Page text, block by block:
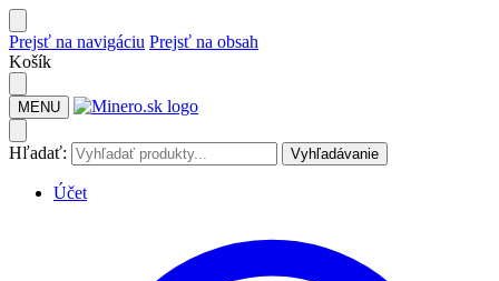
Prejsť na navigáciu Prejsť na obsah
Košík
MENU
Hľadať: Vyhľadávanie
Účet